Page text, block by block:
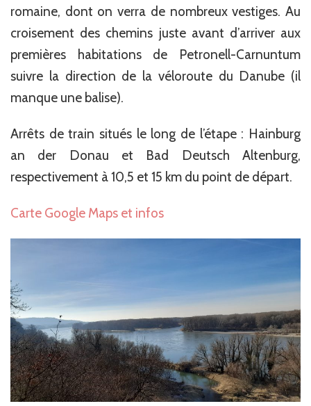
romaine, dont on verra de nombreux vestiges. Au
croisement des chemins juste avant d’arriver aux
premières habitations de Petronell-Carnuntum
suivre la direction de la véloroute du Danube (il
manque une balise).
Arrêts de train situés le long de l’étape : Hainburg
an der Donau et Bad Deutsch Altenburg,
respectivement à 10,5 et 15 km du point de départ.
Carte Google Maps et infos